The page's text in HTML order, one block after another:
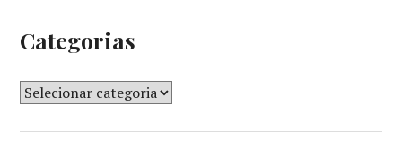
Categorias